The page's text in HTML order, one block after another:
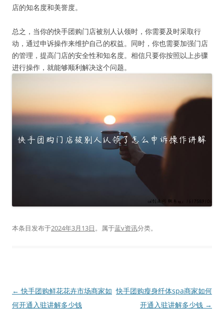
店的知名度和美誉度。
总之，当你的快手团购门店被别人认领时，你需要及时采取行
动，通过申诉操作来维护自己的权益。同时，你也需要加强门店
的管理，提高门店的安全性和知名度。相信只要你按照以上步骤
进行操作，就能够顺利解决这个问题。
本条目发布于2024年3月13日。属于蓝v资讯分类。
文
章
← 快手团购鲜花花卉市场商家如
何开通入驻讲解多少钱
快手团购瘦身纤体spa商家如何
开通入驻讲解多少钱 →